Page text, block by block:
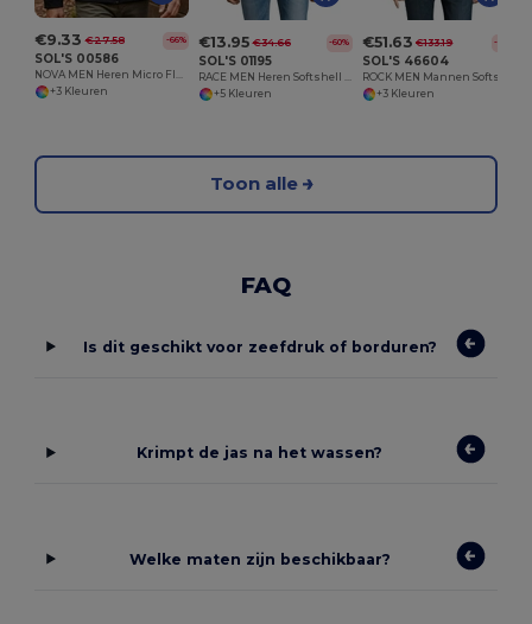
€9.33 €27.58 -66%
SOL'S 00586
+3 Kleuren
€13.95 €34.66 -60%
SOL'S 01195
+5 Kleuren
€51.63 €133.19 -61%
SOL'S 46604
+3 Kleuren
Toon alle
FAQ
Is dit geschikt voor zeefdruk of borduren?
Krimpt de jas na het wassen?
Welke maten zijn beschikbaar?